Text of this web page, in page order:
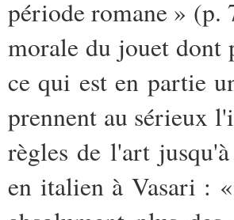
période romane »
morale du jouet dont
ce qui est en partie
prennent au sérieux
règles de l'art
en italien à Vasari :